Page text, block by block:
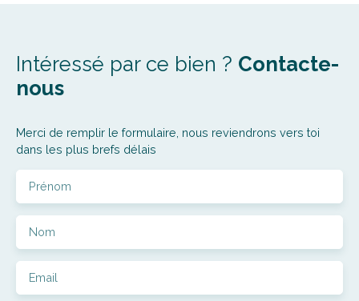
Intéressé par ce bien ? Contacte-
nous
Merci de remplir le formulaire, nous reviendrons vers toi
dans les plus brefs délais
Prénom
Nom
Email